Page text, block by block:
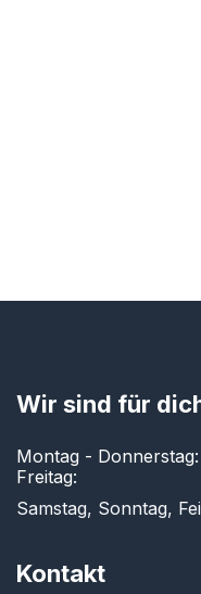
Wir sind für
Montag -
Freitag:
Samstag, Sonntag,
Kontakt